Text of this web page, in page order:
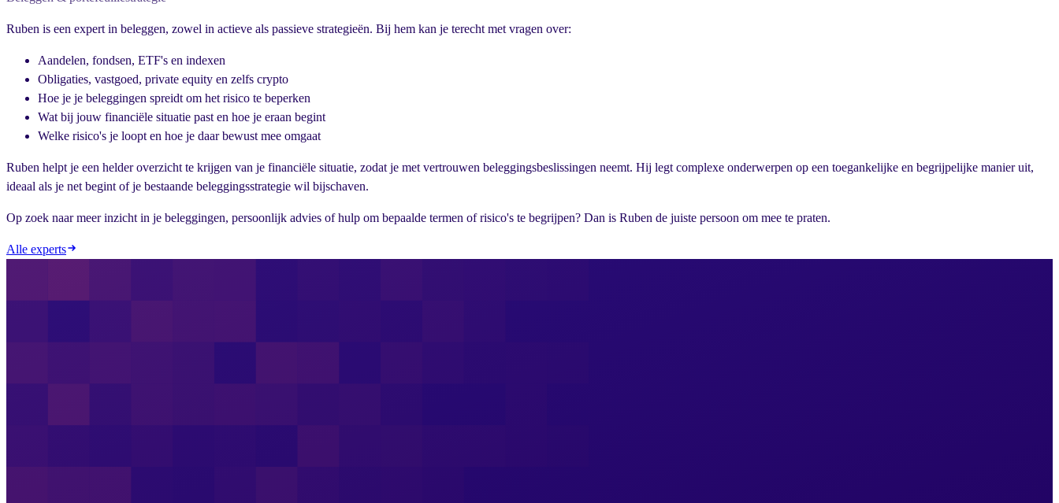
Ruben is een expert in beleggen, zowel in actieve als passieve strategieën. Bij hem kan je terecht met vragen over:
Aandelen, fondsen, ETF's en indexen
Obligaties, vastgoed, private equity en zelfs crypto
Hoe je je beleggingen spreidt om het risico te beperken
Wat bij jouw financiële situatie past en hoe je eraan begint
Welke risico's je loopt en hoe je daar bewust mee omgaat
Ruben helpt je een helder overzicht te krijgen van je financiële situatie, zodat je met vertrouwen beleggingsbeslissingen neemt. Hij legt complexe onderwerpen op een toegankelijke en begrijpelijke manier uit,
ideaal als je net begint of je bestaande beleggingsstrategie wil bijschaven.
Op zoek naar meer inzicht in je beleggingen, persoonlijk advies of hulp om bepaalde termen of risico's te begrijpen? Dan is Ruben de juiste persoon om mee te praten.
Alle experts